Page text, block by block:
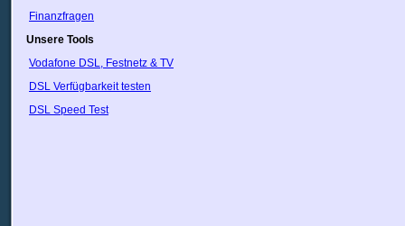
Finanzfragen
Unsere Tools
Vodafone DSL, Festnetz & TV
DSL Verfügbarkeit testen
DSL Speed Test